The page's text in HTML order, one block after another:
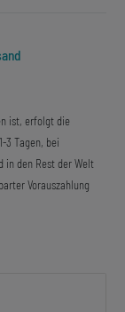
ist, erfolgt die
3 Tagen, bei
in den Rest der Welt
Vorauszahlung